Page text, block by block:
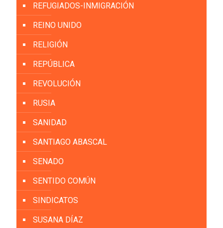
REFUGIADOS-INMIGRACIÓN
REINO UNIDO
RELIGIÓN
REPÚBLICA
REVOLUCIÓN
RUSIA
SANIDAD
SANTIAGO ABASCAL
SENADO
SENTIDO COMÚN
SINDICATOS
SUSANA DÍAZ